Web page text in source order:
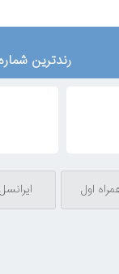
رندترین